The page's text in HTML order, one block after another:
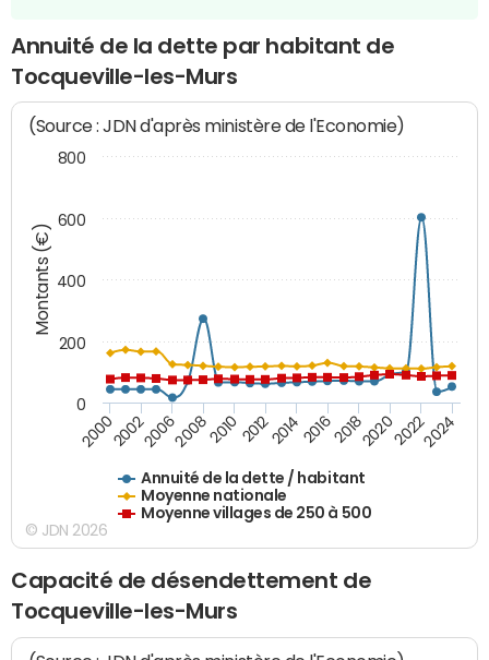
Annuité de la dette par habitant de
Tocqueville-les-Murs
Montants (€)
(Source : JDN d'après ministère de l'Economie)
Annuité de la dette / habitant
Moyenne nationale
Moyenne villages de 250 à 500
20002002200620082010 2012201420162018202020222024
0
200
400
600
800
© JDN 2026
Capacité de désendettement de
Tocqueville-les-Murs